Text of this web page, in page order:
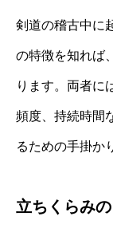
剣道の稽古中に
の特徴を知れば
ります。両者に
頻度、持続時間
るための手掛か
立ちくらみ